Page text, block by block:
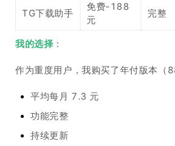
TG下载助手
免费-188
元
完整
我的选择 ：
作为重度用户，我购买了年付版本（
平均每月 7.3 元
功能完整
持续更新